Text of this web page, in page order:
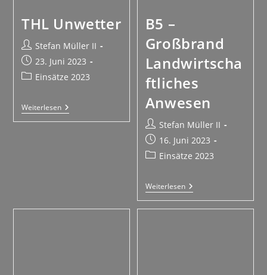
THL Unwetter
Stefan Müller II
23. Juni 2023
Einsätze 2023
Weiterlesen
B5 –
Großbrand
Landwirtscha
ftliches
Anwesen
Stefan Müller II
16. Juni 2023
Einsätze 2023
Weiterlesen